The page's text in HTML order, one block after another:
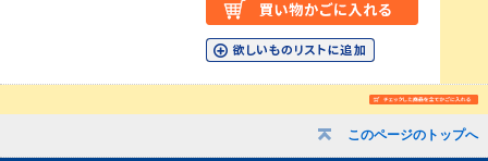
このページのトップへ